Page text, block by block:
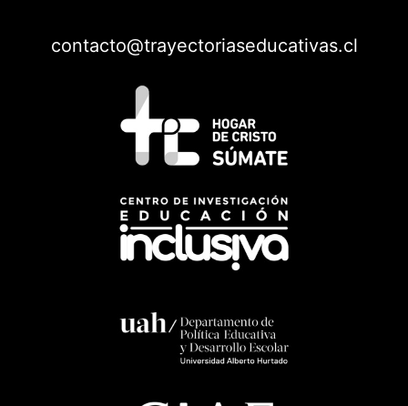
contacto@trayectoriaseducativas.cl